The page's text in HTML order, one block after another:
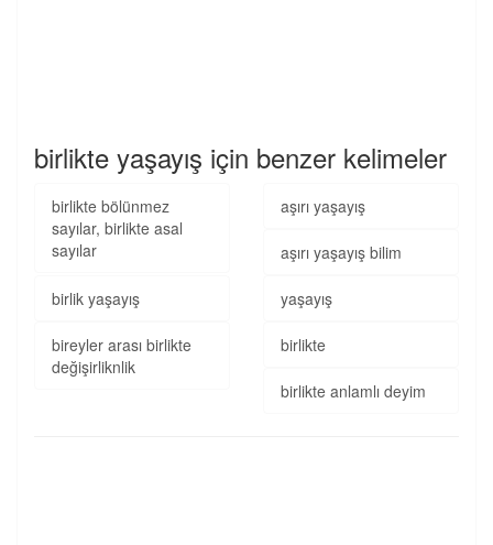
birlikte yaşayış için benzer kelimeler
birlikte bölünmez
sayılar, birlikte asal
sayılar
aşırı yaşayış
aşırı yaşayış bilim
birlik yaşayış yaşayış
bireyler arası birlikte
değişirliknlik
birlikte
birlikte anlamlı deyim